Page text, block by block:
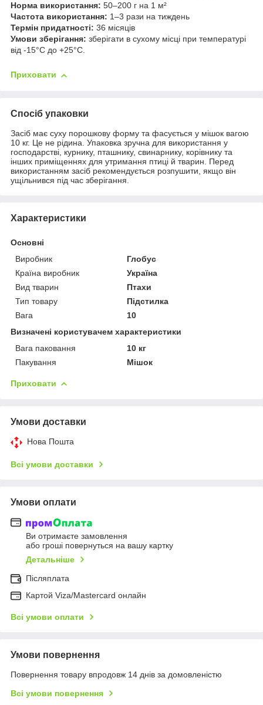
Норма використання: 50–200 г на 1 м²
Частота використання: 1–3 рази на тиждень
Термін придатності: 36 місяців
Умови зберігання: зберігати в сухому місці при температурі
від -15°C до +25°C.
Приховати
Спосіб упаковки
Засіб має суху порошкову форму та фасується у мішок вагою
10 кг. Це не рідина. Упаковка зручна для використання у
господарстві, курнику, пташнику, свинарнику, корівнику та
інших приміщеннях для утримання птиці й тварин. Перед
використанням засіб рекомендується розпушити, якщо він
ущільнився під час зберігання.
Характеристики
Основні
Виробник
Глобус
Країна виробник
Україна
Вид тварин
Птахи
Тип товару
Підстилка
Вага
10
Визначені користувачем характеристики
Вага паковання
10 кг
Пакування
Мішок
Приховати
Умови доставки
Нова Пошта
Всі умови доставки
Умови оплати
Ви отримаєте замовлення
або гроші повернуться на вашу картку
Детальніше
Післяплата
Картой Viza/Mastercard онлайн
Всі умови оплати
Умови повернення
Повернення товару впродовж 14 днів за домовленістю
Всі умови повернення